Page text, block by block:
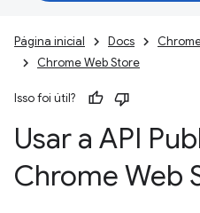
Página inicial Docs
Chrome Web Store
Isso foi útil?
Usar a API
Chrome Web